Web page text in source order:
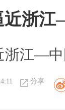
近浙
浙江—
分享